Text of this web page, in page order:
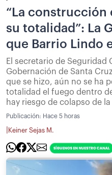
“La construcción
su totalidad”: La
que Barrio Lindo
El secretario de Seguridad
Gobernación de Santa
que se hizo, aún no se ha
totalidad el fuego dentro
hay riesgo de colapso de
Publicación: Hace 5 horas
Keiner Sejas M.